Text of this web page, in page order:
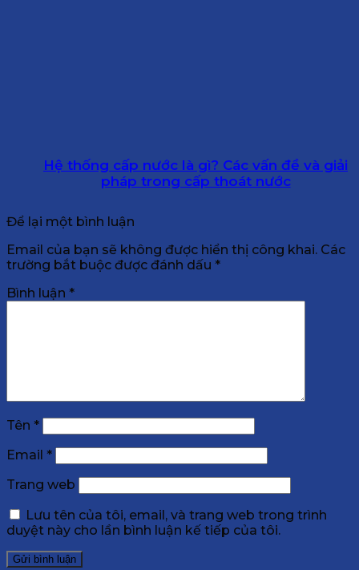
Hệ thống cấp nước là gì? Các vấn đề và giải
pháp trong cấp thoát nước
Để lại một bình luận
Email của bạn sẽ không được hiển thị công khai. Các
trường bắt buộc được đánh dấu *
Bình luận *
Tên *
Email *
Trang web
Lưu tên của tôi, email, và trang web trong trình
duyệt này cho lần bình luận kế tiếp của tôi.